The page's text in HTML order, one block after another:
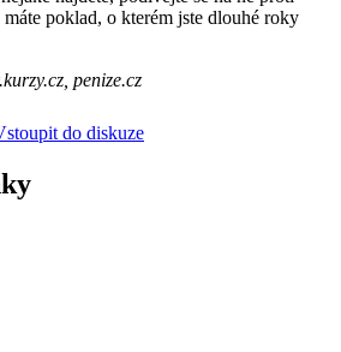
poklad, o kterém jste dlouhé roky
penize.cz
do diskuze